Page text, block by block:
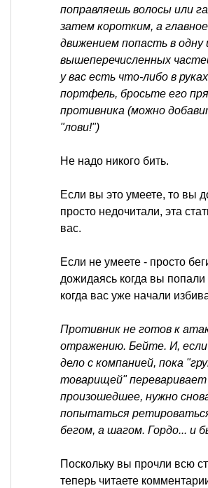
поправляешь волосы или
затем коротким, а
движением попасть в одну
вышеперечисленных
у вас есть что-либо в
портфель, бросьте его
противника (можно
"лови!")
Не надо никого бить.
Если вы это умеете, то вы
просто недочитали, эта
вас.
Если не умеете - просто
дожидаясь когда вы попали
когда вас уже начали
Противник не готов к
отражению. Бейте. И,
дело с компанией, пока
товарищей" переваривает
произошедшее, нужно
попытаться
бегом, а шагом. Гордо... и
Поскольку вы прочли всю
теперь читаете